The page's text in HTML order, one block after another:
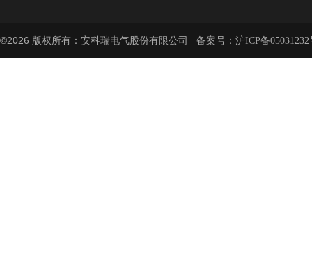
©2026 版权所有：安科瑞电气股份有限公司 备案号： 沪ICP备05031232